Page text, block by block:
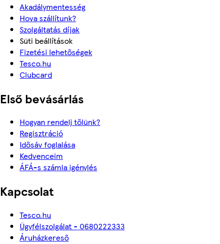
Akadálymentesség
Hova szállítunk?
Szolgáltatás díjak
Süti beállítások
Fizetési lehetőségek
Tesco.hu
Clubcard
Első bevásárlás
Hogyan rendelj tőlünk?
Regisztráció
Idősáv foglalása
Kedvenceim
ÁFÁ-s számla igénylés
Kapcsolat
Tesco.hu
Ügyfélszolgálat - 0680222333
Áruházkereső